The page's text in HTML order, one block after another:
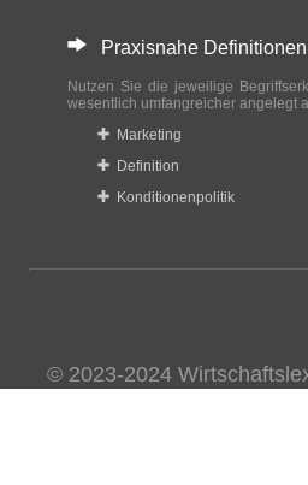
Praxisnahe Definitionen
Nutzen Sie die jeweilige
wesentlich umfangreicher angelegt
Marketing
Definition
Konditionenpolitik
© 2023-2024